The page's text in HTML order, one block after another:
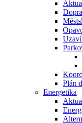
Plán
Energetika